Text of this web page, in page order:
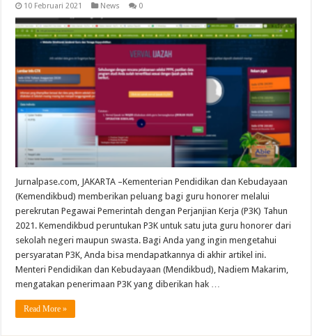
10 Februari 2021 News 0
Jurnalpase.com, JAKARTA –Kementerian Pendidikan dan Kebudayaan
(Kemendikbud) memberikan peluang bagi guru honorer melalui
perekrutan Pegawai Pemerintah dengan Perjanjian Kerja (P3K) Tahun
2021. Kemendikbud peruntukan P3K untuk satu juta guru honorer dari
sekolah negeri maupun swasta. Bagi Anda yang ingin mengetahui
persyaratan P3K, Anda bisa mendapatkannya di akhir artikel ini.
Menteri Pendidikan dan Kebudayaan (Mendikbud), Nadiem Makarim,
mengatakan penerimaan P3K yang diberikan hak …
Read More »